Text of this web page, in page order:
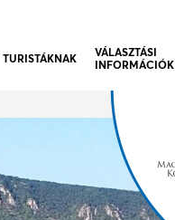
TURISTÁKNAK
VÁLASZTÁSI
INFORMÁCIÓK